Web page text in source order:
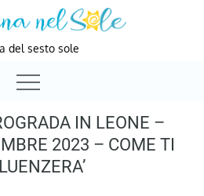
del sesto sole
IN LEONE –
2023 – COME TI